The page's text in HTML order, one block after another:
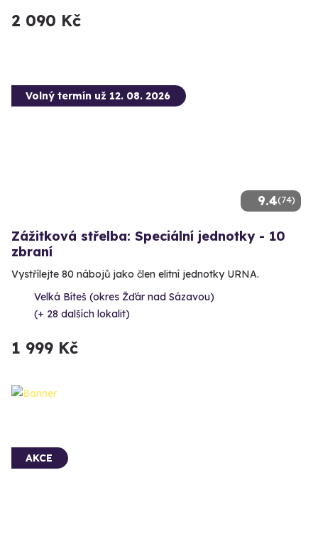
2 090 Kč
9.4(74)
Volný termín už 12. 08. 2026
Zážitková střelba: Speciální jednotky - 10
zbraní
Vystřílejte 80 nábojů jako člen elitní jednotky URNA.
Velká Bíteš (okres Žďár nad Sázavou)
(+ 28 dalších lokalit)
1 999 Kč
AKCE